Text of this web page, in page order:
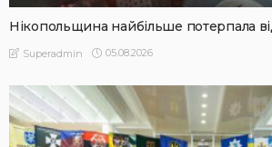
Нікопольщина найбільше потерпала
Superadmin 05.08.2026